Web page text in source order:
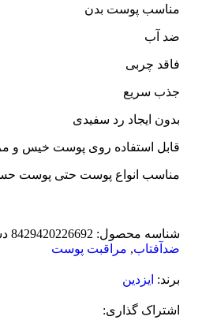
مناسب پوست بدن
ضد آب
فاقد چربی
جذب سریع
بدون ایجاد رد سفیدی
قابل استفاده روی پوست خیس و
مناسب انواع پوست حتی پوست
شناسه محصول: 8429420226692
ضدآفتاب, مراقبت پوست
برند: ایزدین
اشتراک گذاری: